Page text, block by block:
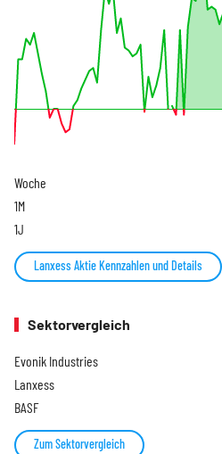
Woche
1M
1J
Lanxess Aktie Kennzahlen und Details
Sektorvergleich
Evonik Industries
Lanxess
BASF
Zum Sektorvergleich